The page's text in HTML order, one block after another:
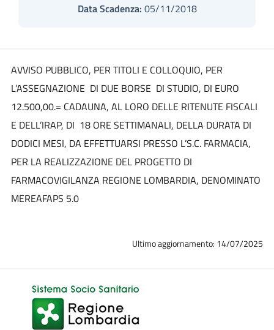
Data Scadenza: 05/11/2018
AVVISO PUBBLICO, PER TITOLI E COLLOQUIO, PER
L’ASSEGNAZIONE DI DUE BORSE DI STUDIO, DI EURO
12.500,00.= CADAUNA, AL LORO DELLE RITENUTE FISCALI
E DELL’IRAP, DI 18 ORE SETTIMANALI, DELLA DURATA DI
DODICI MESI, DA EFFETTUARSI PRESSO L’S.C. FARMACIA,
PER LA REALIZZAZIONE DEL PROGETTO DI
FARMACOVIGILANZA REGIONE LOMBARDIA, DENOMINATO
MEREAFAPS 5.0
Ultimo aggiornamento: 14/07/2025